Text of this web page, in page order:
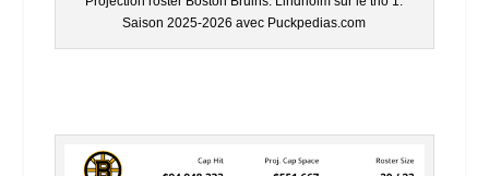
Saison 2025-2026 avec Puckpedias.com